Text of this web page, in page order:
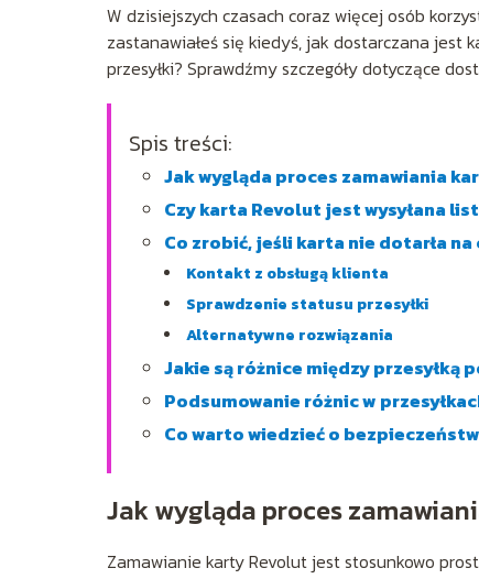
W dzisiejszych czasach coraz więcej osób
zastanawiałeś się kiedyś, jak dostarczana jest
przesyłki? Sprawdźmy szczegóły dotyczące
Spis treści:
Jak wygląda proces zamawiania
Czy karta Revolut jest wysyłana
Co zrobić, jeśli karta nie dotarła na
Kontakt z obsługą klienta
Sprawdzenie statusu przesyłki
Alternatywne rozwiązania
Jakie są różnice między przesyłką
Podsumowanie różnic w
Co warto wiedzieć o
Jak wygląda proces
Zamawianie karty Revolut jest stosunkowo